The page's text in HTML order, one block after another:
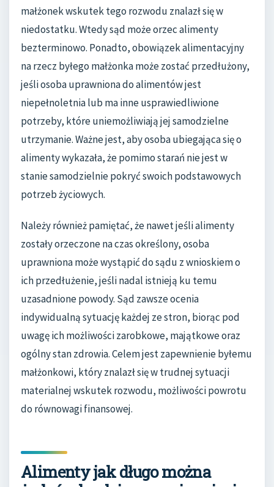
małżonek wskutek tego rozwodu znalazł się w
niedostatku. Wtedy sąd może orzec alimenty
bezterminowo. Ponadto, obowiązek alimentacyjny
na rzecz byłego małżonka może zostać przedłużony,
jeśli osoba uprawniona do alimentów jest
niepełnoletnia lub ma inne usprawiedliwione
potrzeby, które uniemożliwiają jej samodzielne
utrzymanie. Ważne jest, aby osoba ubiegająca się o
alimenty wykazała, że pomimo starań nie jest w
stanie samodzielnie pokryć swoich podstawowych
potrzeb życiowych.
Należy również pamiętać, że nawet jeśli alimenty
zostały orzeczone na czas określony, osoba
uprawniona może wystąpić do sądu z wnioskiem o
ich przedłużenie, jeśli nadal istnieją ku temu
uzasadnione powody. Sąd zawsze ocenia
indywidualną sytuację każdej ze stron, biorąc pod
uwagę ich możliwości zarobkowe, majątkowe oraz
ogólny stan zdrowia. Celem jest zapewnienie byłemu
małżonkowi, który znalazł się w trudnej sytuacji
materialnej wskutek rozwodu, możliwości powrotu
do równowagi finansowej.
Alimenty jak długo można